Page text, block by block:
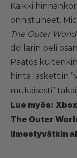
Kaikki
onnistuneet.
The Outer
dollarin peli
Päätös
hinta laskettiin
mukaisesti”
Lue myös:
The Outer
ilmestyvätkin